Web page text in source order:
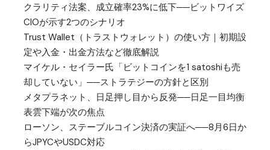
クラリティ法案、成立確率23%に低下──ビットワイズ
CIOが示す2つのシナリオ
Trust Wallet（トラストウォレット）の使い方｜初期設
定や入金・出金方法など徹底解説
マイケル・セイラー氏「ビットコインを1 satoshiも売
却していない」──ストラテジーの方針と区別
メタプラネット、日足押し目から反発──日足一目均衡
表雲下端が次の焦点
ローソン、ステーブルコイン決済の実証へ──8月6日か
らJPYCやUSDC対応